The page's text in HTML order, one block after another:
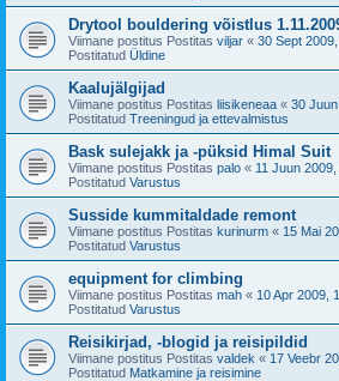
Drytool bouldering võistlus
Viimane postitus Postitas viljar « 30 Sept
Postitatud Üldine
Kaalujälgijad
Viimane postitus Postitas liisikeneaa « 30
Postitatud Treeningud ja ettevalmistus
Bask sulejakk ja -püksid Himal Suit
Viimane postitus Postitas palo « 11 Juun
Postitatud Varustus
Susside kummitaldade remont
Viimane postitus Postitas kurinurm « 15 Mai
Postitatud Varustus
equipment for climbing
Viimane postitus Postitas mah « 10 Apr 2009,
Postitatud Varustus
Reisikirjad, -blogid ja reisipildid
Viimane postitus Postitas valdek « 17 Veebr
Postitatud Matkamine ja reisimine